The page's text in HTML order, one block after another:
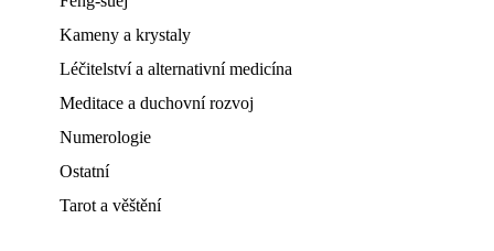
Kameny a krystaly
Léčitelství a alternativní medicína
Meditace a duchovní rozvoj
Numerologie
Ostatní
Tarot a věštění